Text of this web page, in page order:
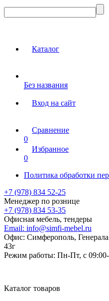
Каталог
Без названия
Вход на сайт
Сравнение
0
Избранное
0
Политика обработки
+7 (978) 834 52-25
Менеджер по рознице
+7 (978) 834 53-35
Офисная мебель, тендеры
Email: info@simfi-mebel.ru
Офис: Симферополь, Генерала
43г
Режим работы: Пн-Пт, с
Каталог товаров